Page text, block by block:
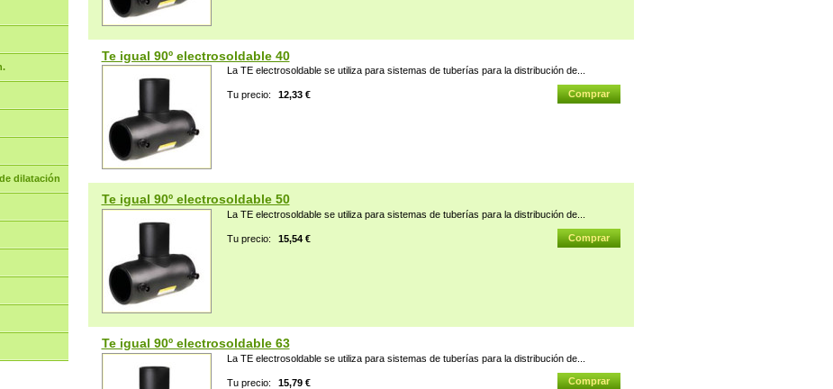
Te igual 90º electrosoldable 40
La TE electrosoldable se utiliza para sistemas de tuberías para la distribución de...
Tu precio: 12,33 €
Te igual 90º electrosoldable 50
La TE electrosoldable se utiliza para sistemas de tuberías para la distribución de...
Tu precio: 15,54 €
Te igual 90º electrosoldable 63
La TE electrosoldable se utiliza para sistemas de tuberías para la distribución de...
Tu precio: 15,79 €
dilatación